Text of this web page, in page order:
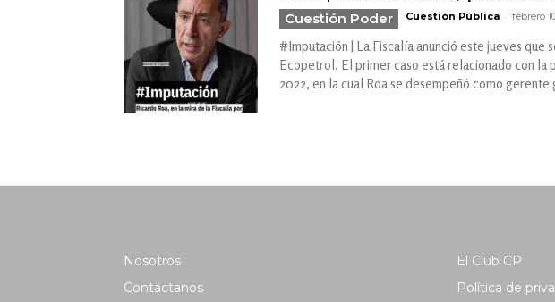
Cuestión Poder Cuestión Pública - febrero
#Imputación | La Fiscalía anunció este jueves
Ecopetrol. El primer caso está relacionado con la
2022, en la cual Roa se desempeñó como gerente
Nosotros
Contáctanos
El Club CP
Política de